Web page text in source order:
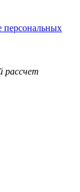
персональных